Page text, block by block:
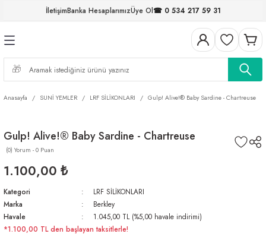
İletişimBanka HesaplarımızÜye Ol☎ 0 534 217 59 31
Geri Dön
Geri Dön
Geri Dön
Geri Dön
FIRDÖNDÜLER
Geri Dön
Geri Dön
Geri Dön
Geri Dön
Anasayfa SUNİ YEMLER LRF SİLİKONLARI Gulp! Alive!® Baby Sardine - Chartreuse
Gulp! Alive!® Baby Sardine - Chartreuse
(0) Yorum - 0 Puan
1.100,00 ₺
Kategori
LRF SİLİKONLARI
Marka
Berkley
Havale
1.045,00 TL (%5,00 havale indirimi)
*1.100,00 TL den başlayan taksitlerle!